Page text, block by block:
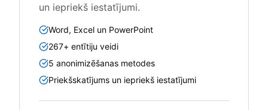
un iepriekš iestatījumi.
Word, Excel un PowerPoint
267+ entītiju veidi
5 anonimizēšanas metodes
Priekšskatījums un iepriekš iestatījumi